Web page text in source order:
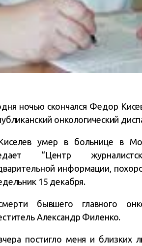
ночью скончался Федор
онкологический
умер в больнице в
“Центр
информации,
15 декабря.
бывшего главного
Александр Филенко.
постигло меня и близких